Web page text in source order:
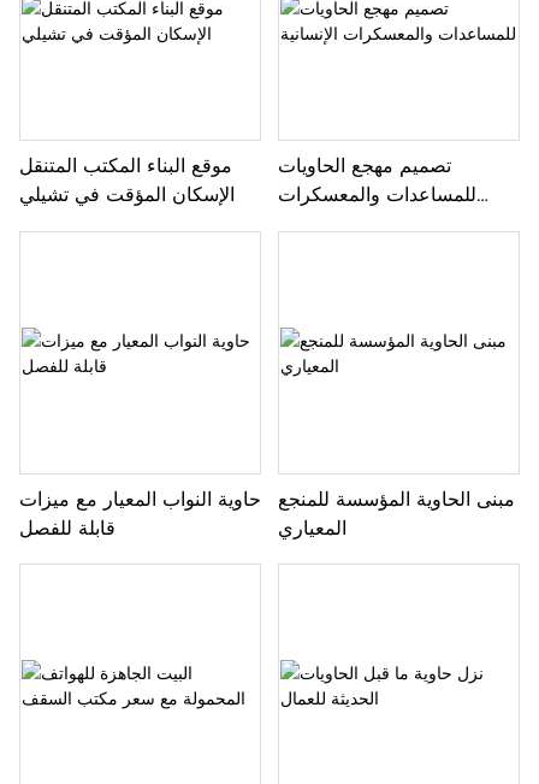
موقع البناء المكتب المتنقل
الإسكان المؤقت في تشيلي
تصميم مهجع الحاويات
للمساعدات والمعسكرات
حاوية النواب المعيار مع ميزات
قابلة للفصل
مبنى الحاوية المؤسسة للمنجع
المعياري